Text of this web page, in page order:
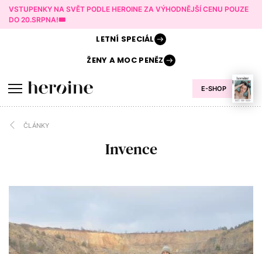
VSTUPENKY NA SVĚT PODLE HEROINE ZA VÝHODNĚJŠÍ CENU POUZE
DO 20.SRPNA!🎟️
E-SHOP
LETNÍ SPECIÁL
ŽENY AMOC PENĚZ
ČLÁNKY
Invence